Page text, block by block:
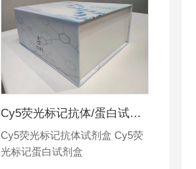
Cy5荧光标记抗体/蛋白试剂盒 (10~100 mg标记量)
Cy5荧光标记抗体试剂盒 Cy5荧
光标记蛋白试剂盒